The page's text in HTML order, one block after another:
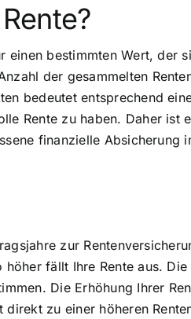
einen bestimmten Wert, der
der gesammelten
bedeutet entsprechend
Rente zu haben. Daher ist
finanzielle Absicherung
zur
fällt Ihre Rente aus. Die
Die Erhöhung Ihrer
zu einer höheren